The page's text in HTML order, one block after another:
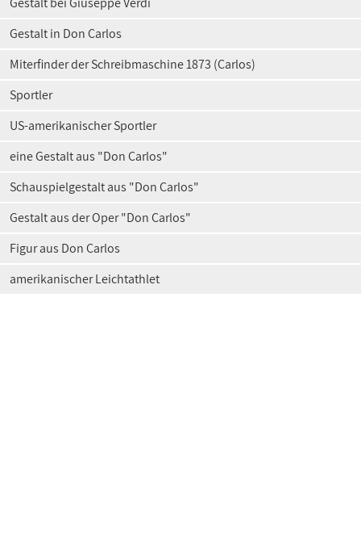
Gestalt in Don Carlos
Miterfinder der Schreibmaschine 1873 (Carlos)
Sportler
US-amerikanischer Sportler
eine Gestalt aus "Don Carlos"
Schauspielgestalt aus "Don Carlos"
Gestalt aus der Oper "Don Carlos"
Figur aus Don Carlos
amerikanischer Leichtathlet